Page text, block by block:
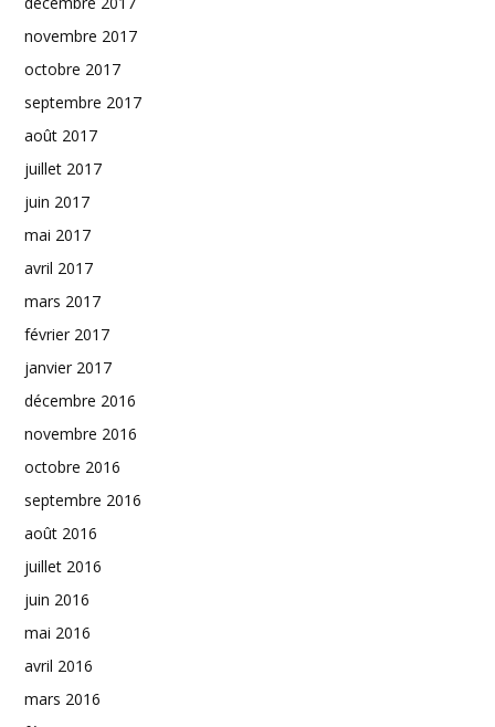
novembre 2017
octobre 2017
septembre 2017
août 2017
juillet 2017
juin 2017
mai 2017
avril 2017
mars 2017
février 2017
janvier 2017
décembre 2016
novembre 2016
octobre 2016
septembre 2016
août 2016
juillet 2016
juin 2016
mai 2016
avril 2016
mars 2016